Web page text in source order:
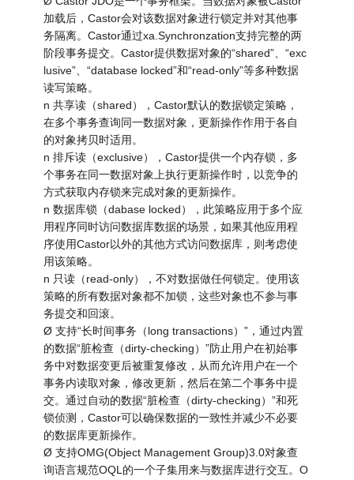
加载后，Castor会对该数据对象进行锁定并对其他事
务隔离。Castor通过xa.Synchronzation支持完整的两
阶段事务提交。Castor提供数据对象的“shared”、“exc
lusive”、“database locked”和“read-only”等多种数据
读写策略。
n 共享读（shared），Castor默认的数据锁定策略，
在多个事务查询同一数据对象，更新操作作用于各自
的对象拷贝时适用。
n 排斥读（exclusive），Castor提供一个内存锁，多
个事务在同一数据对象上执行更新操作时，以竞争的
方式获取内存锁来完成对象的更新操作。
n 数据库锁（dabase locked），此策略应用于多个应
用程序同时访问数据库数据的场景，如果其他应用程
序使用Castor以外的其他方式访问数据库，则考虑使
用该策略。
n 只读（read-only），不对数据做任何锁定。使用该
策略的所有数据对象都不加锁，这些对象也不参与事
务提交和回滚。
Ø 支持“长时间事务（long transactions）”，通过内置
的数据“脏检查（dirty-checking）”防止用户在初始事
务中对数据变更后被重复修改，从而允许用户在一个
事务内读取对象，修改更新，然后在第二个事务中提
交。通过自动的数据“脏检查（dirty-checking）”和死
锁侦测，Castor可以确保数据的一致性并减少不必要
的数据库更新操作。
Ø 支持OMG(Object Management Group)3.0对象查
询语言规范OQL的一个子集用来与数据库进行交互。O